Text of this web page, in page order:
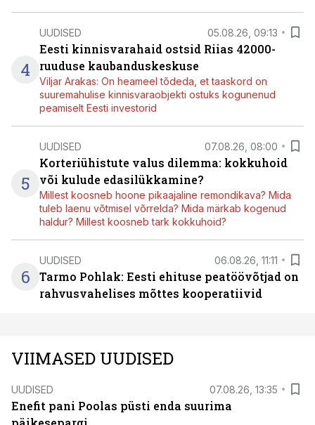
4
UUDISED 05.08.26, 09:13
Eesti kinnisvarahaid ostsid Riias 42000-
ruuduse kaubanduskeskuse
Viljar Arakas: On heameel tõdeda, et taaskord on
suuremahulise kinnisvaraobjekti ostuks kogunenud
peamiselt Eesti investorid
5
UUDISED 07.08.26, 08:00
Korteriühistute valus dilemma: kokkuhoid
või kulude edasilükkamine?
Millest koosneb hoone pikaajaline remondikava? Mida
tuleb laenu võtmisel võrrelda? Mida märkab kogenud
haldur? Millest koosneb tark kokkuhoid?
6
UUDISED 06.08.26, 11:11
Tarmo Pohlak: Eesti ehituse peatöövõtjad on
rahvusvahelises mõttes kooperatiivid
VIIMASED UUDISED
UUDISED 07.08.26, 13:35
Enefit pani Poolas püsti enda suurima